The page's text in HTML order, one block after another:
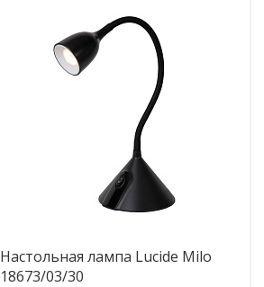
Настольная лампа Lucide Milo
18673/03/30